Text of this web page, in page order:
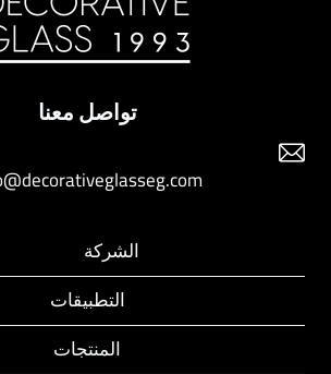
تواصل معنا
الشركة
التطبيقات
المنتجات